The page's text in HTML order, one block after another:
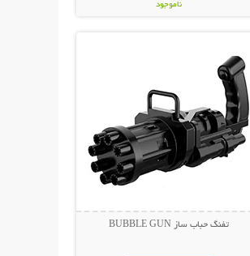
ناموجود
تفنگ حباب ساز BUBBLE GUN